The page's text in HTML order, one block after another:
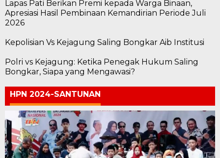
Lapas Pati Berikan Premi kepada Warga Binaan,
Apresiasi Hasil Pembinaan Kemandirian Periode Juli
2026
Kepolisian Vs Kejagung Saling Bongkar Aib Institusi
Polri vs Kejagung: Ketika Penegak Hukum Saling
Bongkar, Siapa yang Mengawasi?
HPN 2024-SANTUNAN